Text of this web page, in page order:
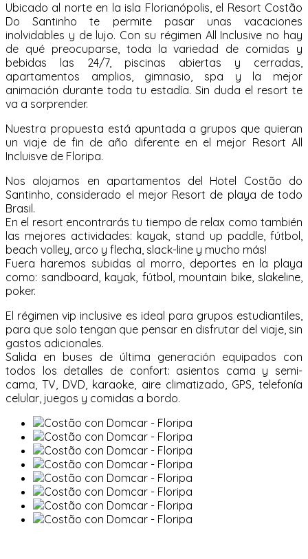
Ubicado al norte en la isla Florianópolis, el Resort Costão
Do Santinho te permite pasar unas vacaciones
inolvidables y de lujo. Con su régimen All Inclusive no hay
de qué preocuparse, toda la variedad de comidas y
bebidas las 24/7, piscinas abiertas y cerradas,
apartamentos amplios, gimnasio, spa y la mejor
animación durante toda tu estadía. Sin duda el resort te
va a sorprender.
Nuestra propuesta está apuntada a grupos que quieran
un viaje de fin de año diferente en el mejor Resort All
Incluisve de Floripa.
Nos alojamos en apartamentos del Hotel Costão do
Santinho, considerado el mejor Resort de playa de todo
Brasil.
En el resort encontrarás tu tiempo de relax como también
las mejores actividades: kayak, stand up paddle, fútbol,
beach volley, arco y flecha, slack-line y mucho más!
Fuera haremos subidas al morro, deportes en la playa
como: sandboard, kayak, fútbol, mountain bike, slakeline,
poker.
El régimen vip inclusive es ideal para grupos estudiantiles,
para que solo tengan que pensar en disfrutar del viaje, sin
gastos adicionales.
Salida en buses de última generación equipados con
todos los detalles de confort: asientos cama y semi-
cama, TV, DVD, karaoke, aire climatizado, GPS, telefonía
celular, juegos y comidas a bordo.